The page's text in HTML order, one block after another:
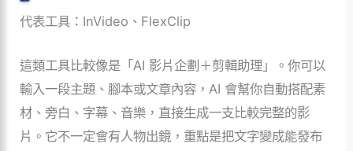
代表工具：InVideo、FlexClip
這類工具比較像是「AI 影片企劃＋剪輯助理」。你可以
輸入一段主題、腳本或文章內容，AI 會幫你自動搭配素
材、旁白、字幕、音樂，直接生成一支比較完整的影
片。它不一定會有人物出鏡，重點是把文字變成能發布